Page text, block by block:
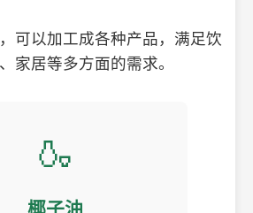
可以加工成各种产品，满足饮
家居等多方面的需求。
🍶